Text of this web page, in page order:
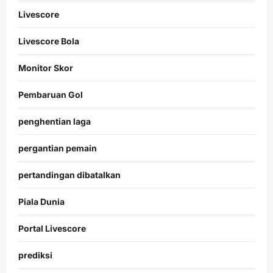
Livescore
Livescore Bola
Monitor Skor
Pembaruan Gol
penghentian laga
pergantian pemain
pertandingan dibatalkan
Piala Dunia
Portal Livescore
prediksi